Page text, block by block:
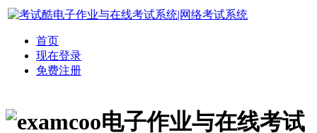
首页
现在登录
免费注册
电子作业与在线考试